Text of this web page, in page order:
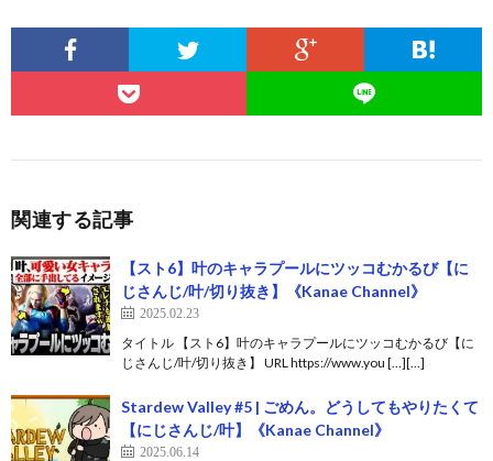
関連する記事
【スト6】叶のキャラプールにツッコむかるび【に
じさんじ/叶/切り抜き】《Kanae Channel》
2025.02.23
タイトル 【スト6】叶のキャラプールにツッコむかるび【に
じさんじ/叶/切り抜き】 URL https://www.you […][…]
Stardew Valley #5 | ごめん。どうしてもやりたくて
【にじさんじ/叶】《Kanae Channel》
2025.06.14